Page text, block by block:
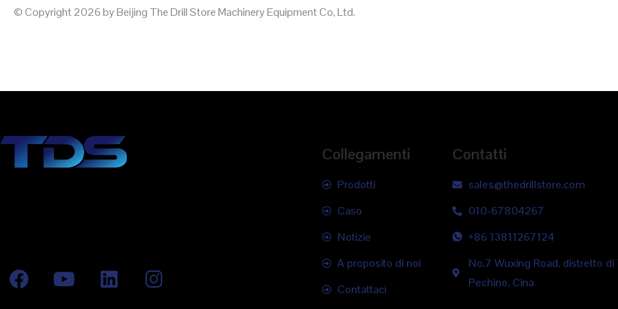
© Copyright 2026 by Beijing The Drill Store Machinery Equipment Co, Ltd.
Collegamenti
Prodotti
Caso
Notizie
A proposito di noi
Contattaci
Contatti
sales@thedrillstore.com
010-67804267
+86 13811267124
No.7 Wuxing Road, distretto
Pechino, Cina